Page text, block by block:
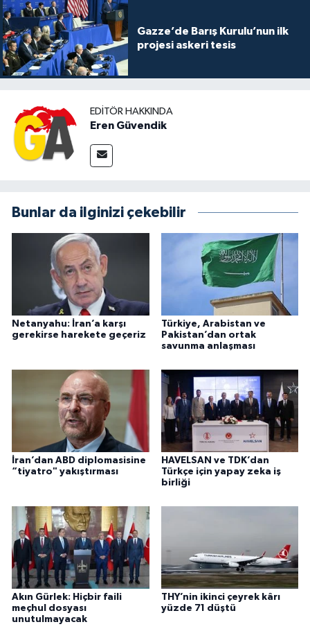
Gazze’de Barış Kurulu’nun ilk
projesi askeri tesis
EDITÖR HAKKINDA
Eren Güvendik
Bunlar da ilginizi çekebilir
Netanyahu: İran’a karşı
gerekirse harekete geçeriz
Türkiye, Arabistan ve
Pakistan’dan ortak
savunma anlaşması
İran’dan ABD diplomasisine
“tiyatro" yakıştırması
HAVELSAN ve TDK’dan
Türkçe için yapay zeka iş
birliği
Akın Gürlek: Hiçbir faili
meçhul dosyası
unutulmayacak
THY’nin ikinci çeyrek kârı
yüzde 71 düştü